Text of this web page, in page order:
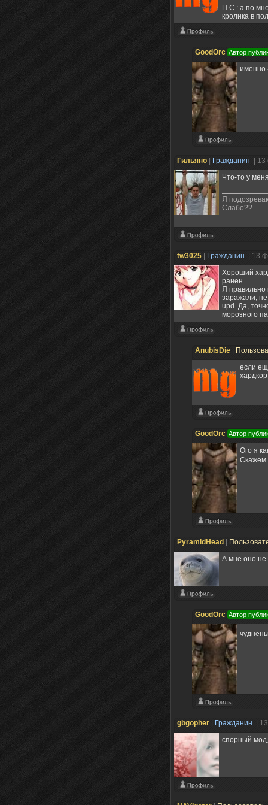
П.С.: а по
кролика в
GoodOrc Автор
именно
Гильяно Гражданин
|
Что-то у
Я
Слабо??
tw3025 Гражданин
| 13
Хороший
ранен.
Я правильно
заражали, не
upd. Да,
морозного
AnubisDie
если
GoodOrc Автор
Ого я
Скажем
PyramidHead
А мне оно не
GoodOrc Автор
gbgopher Гражданин
|
спорный